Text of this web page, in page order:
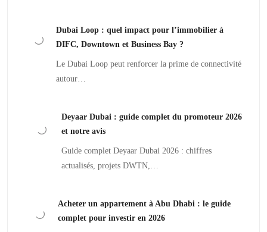
Dubai Loop : quel impact pour l’immobilier à
DIFC, Downtown et Business Bay ?
Le Dubai Loop peut renforcer la prime de connectivité
autour…
Deyaar Dubai : guide complet du promoteur 2026
et notre avis
Guide complet Deyaar Dubai 2026 : chiffres
actualisés, projets DWTN,…
Acheter un appartement à Abu Dhabi : le guide
complet pour investir en 2026